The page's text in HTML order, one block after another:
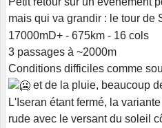
mais qui va grandir : le tour de
17000mD+ - 675km - 16 cols
3 passages à ~2000m
Conditions difficiles comme
et de la pluie, beaucoup
L'Iseran étant fermé, la
rude avec le versant du soleil